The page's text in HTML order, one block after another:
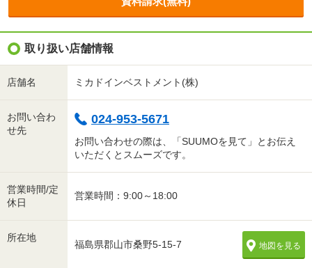
取り扱い店舗情報
店舗名 ミカドインベストメント(株)
お問い合わ
せ先
024-953-5671
お問い合わせの際は、「SUUMOを見て」とお伝え
いただくとスムーズです。
営業時間/定
休日
営業時間：9:00～18:00
所在地
福島県郡山市桑野5-15-7 地図を見る